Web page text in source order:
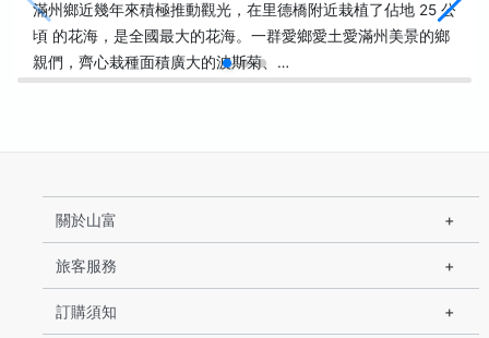
滿州鄉近幾年來積極推動觀光，在里德橋附近栽植了佔地 25 公
頃 的花海，是全國最大的花海。一群愛鄉愛土愛滿州美景的鄉
親們，齊心栽種面積廣大的波斯菊、…
關於山富
旅客服務
訂購須知